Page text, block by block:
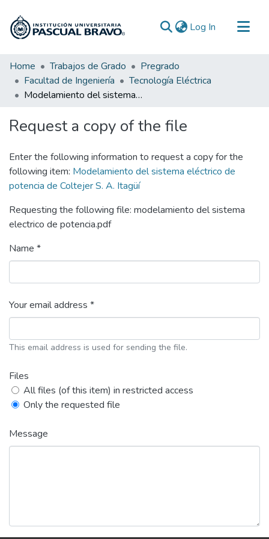
Log In (current)
Communities & Collections
All of DSpace
Statistics
Home Trabajos de Grado
Pregrado
Facultad de Ingeniería
Tecnología Eléctrica
Modelamiento del sistema eléctrico de potencia de Coltejer S. A. Itagüí
Request a copy of the file
Enter the following information to request a copy for the
following item: Modelamiento del sistema eléctrico de
potencia de Coltejer S. A. Itagüí
Requesting the following file: modelamiento del sistema
electrico de potencia.pdf
Name *
Your email address *
This email address is used for sending the file.
Files
All files (of this item) in restricted access
Only the requested file
Message